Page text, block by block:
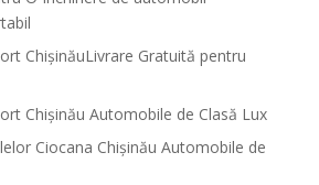
ChișinăuLivrare Gratuită pentru
Chișinău Automobile de Clasă Lux
Ciocana Chișinău Automobile de